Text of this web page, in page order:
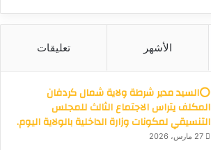
الأشهر تعليقات
⭕السيد مدير شرطة ولاية شمال كردفان
المكلف يتراس الاجتماع الثالث للمجلس
التنسيقي لمكونات وزارة الداخلية بالولاية اليوم.
27 مارس، 2026